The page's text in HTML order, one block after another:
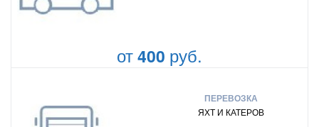
от400 руб.
ПЕРЕВОЗКА
ЯХТ И КАТЕРОВ